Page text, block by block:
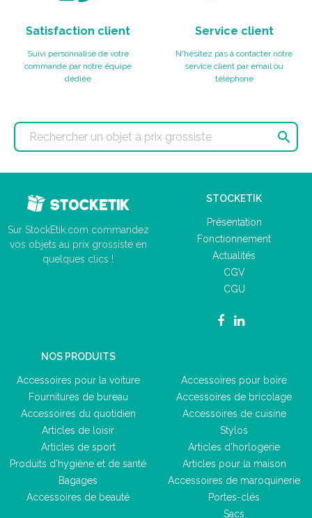
Satisfaction client
Suivi personnalisé de votre
commande par notre équipe
dédiée
Service client
N'hésitez pas à contacter notre
service client par email ou
téléphone

Sur StockEtik.com commandez
vos objets au prix grossiste en
quelques clics !
STOCKETIK
Présentation
Fonctionnement
Actualités
CGV
CGU
NOS PRODUITS
Accessoires pour la voiture
Fournitures de bureau
Accessoires du quotidien
Articles de loisir
Articles de sport
Produits d'hygiène et de santé
Bagages
Accessoires de beauté
Accessoires pour boire
Accessoires de bricolage
Accessoires de cuisine
Stylos
Articles d'horlogerie
Articles pour la maison
Accessoires de maroquinerie
Portes-clés
Sacs